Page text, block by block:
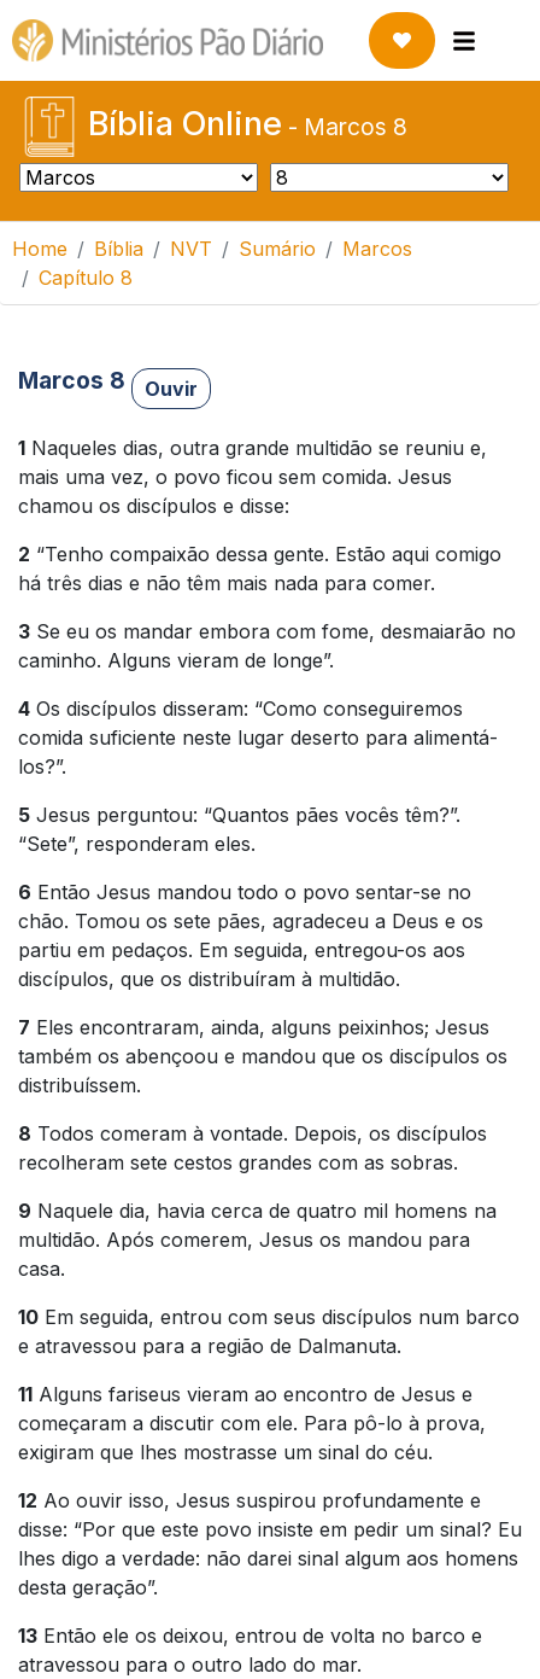
Bíblia Online - Marcos 8
Home Bíblia NVT Sumário
Marcos
Capítulo 8
Marcos 8 Ouvir
1 Naqueles dias, outra grande multidão se reuniu e,
mais uma vez, o povo ficou sem comida. Jesus
chamou os discípulos e disse:
2 “Tenho compaixão dessa gente. Estão aqui comigo
há três dias e não têm mais nada para comer.
3 Se eu os mandar embora com fome, desmaiarão no
caminho. Alguns vieram de longe”.
4 Os discípulos disseram: “Como conseguiremos
comida suficiente neste lugar deserto para alimentá-
los?”.
5 Jesus perguntou: “Quantos pães vocês têm?”.
“Sete”, responderam eles.
6 Então Jesus mandou todo o povo sentar-se no
chão. Tomou os sete pães, agradeceu a Deus e os
partiu em pedaços. Em seguida, entregou-os aos
discípulos, que os distribuíram à multidão.
7 Eles encontraram, ainda, alguns peixinhos; Jesus
também os abençoou e mandou que os discípulos os
distribuíssem.
8 Todos comeram à vontade. Depois, os discípulos
recolheram sete cestos grandes com as sobras.
9 Naquele dia, havia cerca de quatro mil homens na
multidão. Após comerem, Jesus os mandou para
casa.
10 Em seguida, entrou com seus discípulos num barco
e atravessou para a região de Dalmanuta.
11 Alguns fariseus vieram ao encontro de Jesus e
começaram a discutir com ele. Para pô-lo à prova,
exigiram que lhes mostrasse um sinal do céu.
12 Ao ouvir isso, Jesus suspirou profundamente e
disse: “Por que este povo insiste em pedir um sinal? Eu
lhes digo a verdade: não darei sinal algum aos homens
desta geração”.
13 Então ele os deixou, entrou de volta no barco e
atravessou para o outro lado do mar.